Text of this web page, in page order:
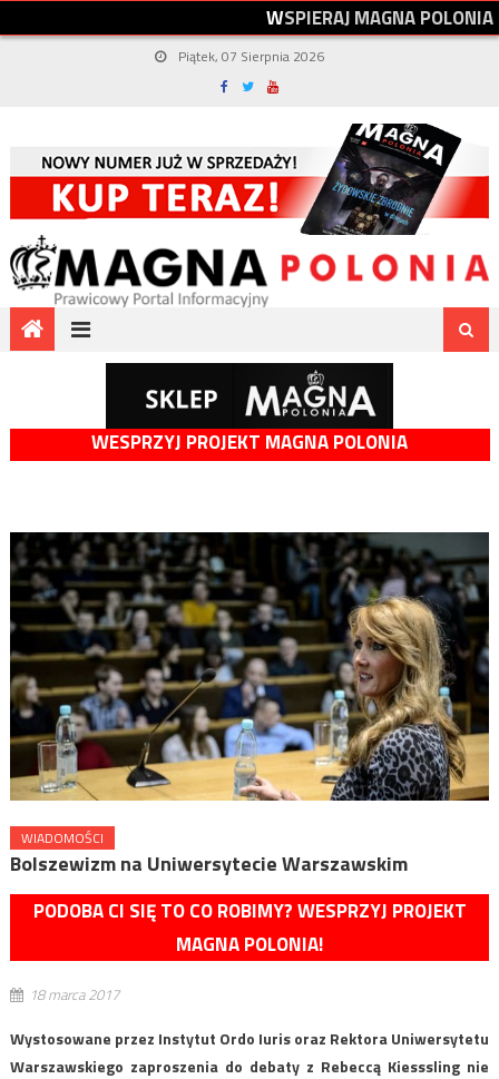
WSPIERAJMAGNAPOLONIA
Piątek, 07 Sierpnia 2026
WESPRZYJ PROJEKT MAGNA POLONIA
WIADOMOŚCI
Bolszewizm na Uniwersytecie Warszawskim
PODOBA CI SIĘ TO CO ROBIMY? WESPRZYJ PROJEKT
MAGNA POLONIA!
18 marca 2017
Wystosowane przez Instytut Ordo Iuris oraz Rektora Uniwersytetu
Warszawskiego zaproszenia do debaty z Rebeccą Kiesssling nie